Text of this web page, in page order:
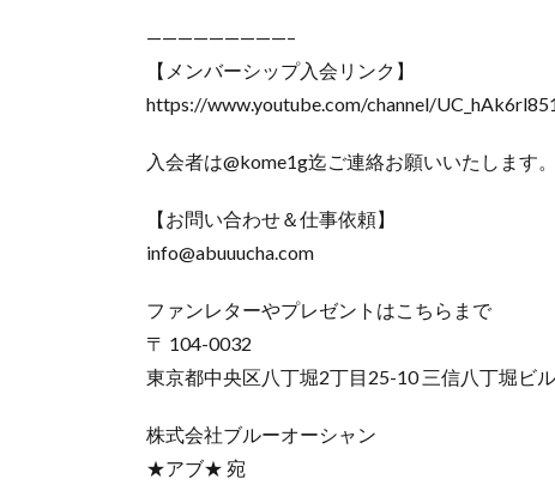
—————————–
【メンバーシップ入会リンク】
https://www.youtube.com/channel/
入会者は@kome1g迄ご連絡お願いいたします。
【お問い合わせ＆仕事依頼】
info@abuuucha.com
ファンレターやプレゼントはこちらまで
〒 104-0032
東京都中央区八丁堀2丁目25-10 三信八丁堀ビ
株式会社ブルーオーシャン
★アブ★ 宛